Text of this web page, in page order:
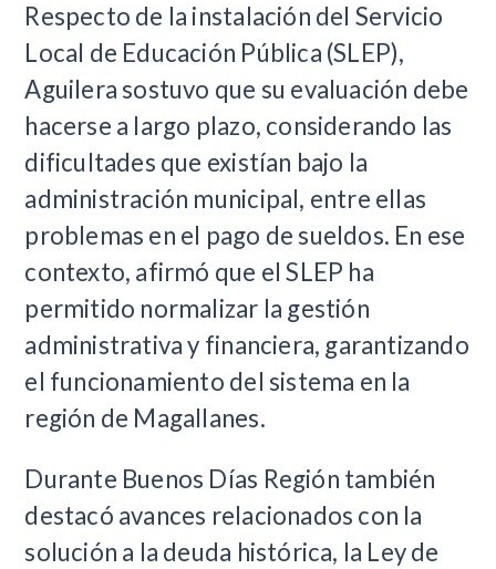
Respecto de la instalación del Servicio
Local de Educación Pública (SLEP),
Aguilera sostuvo que su evaluación debe
hacerse a largo plazo, considerando las
dificultades que existían bajo la
administración municipal, entre ellas
problemas en el pago de sueldos. En ese
contexto, afirmó que el SLEP ha
permitido normalizar la gestión
administrativa y financiera, garantizando
el funcionamiento del sistema en la
región de Magallanes.
Durante Buenos Días Región también
destacó avances relacionados con la
solución a la deuda histórica, la Ley de